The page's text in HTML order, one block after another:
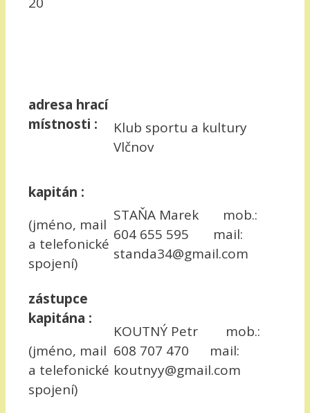
adresa hrací
místnosti :
Klub sportu a kultury
Vlčnov
kapitán :
(jméno, mail
a telefonické
spojení)
STAŇA Marek mob.:
604 655 595 mail:
standa34@gmail.com
zástupce
kapitána :
(jméno, mail
a telefonické
spojení)
KOUTNÝ Petr mob.:
608 707 470 mail:
koutnyy@gmail.com